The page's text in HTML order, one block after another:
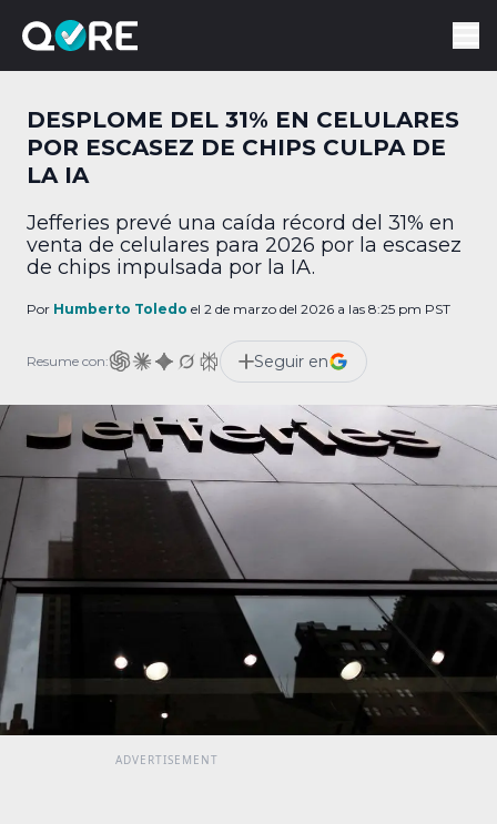
DESPLOME DEL 31% EN CELULARES
POR ESCASEZ DE CHIPS CULPA DE
LA IA
Jefferies prevé una caída récord del 31% en
venta de celulares para 2026 por la escasez
de chips impulsada por la IA.
Por Humberto Toledo el 2 de marzo del 2026 a las 8:25 pm PST
Resume con: Seguir en